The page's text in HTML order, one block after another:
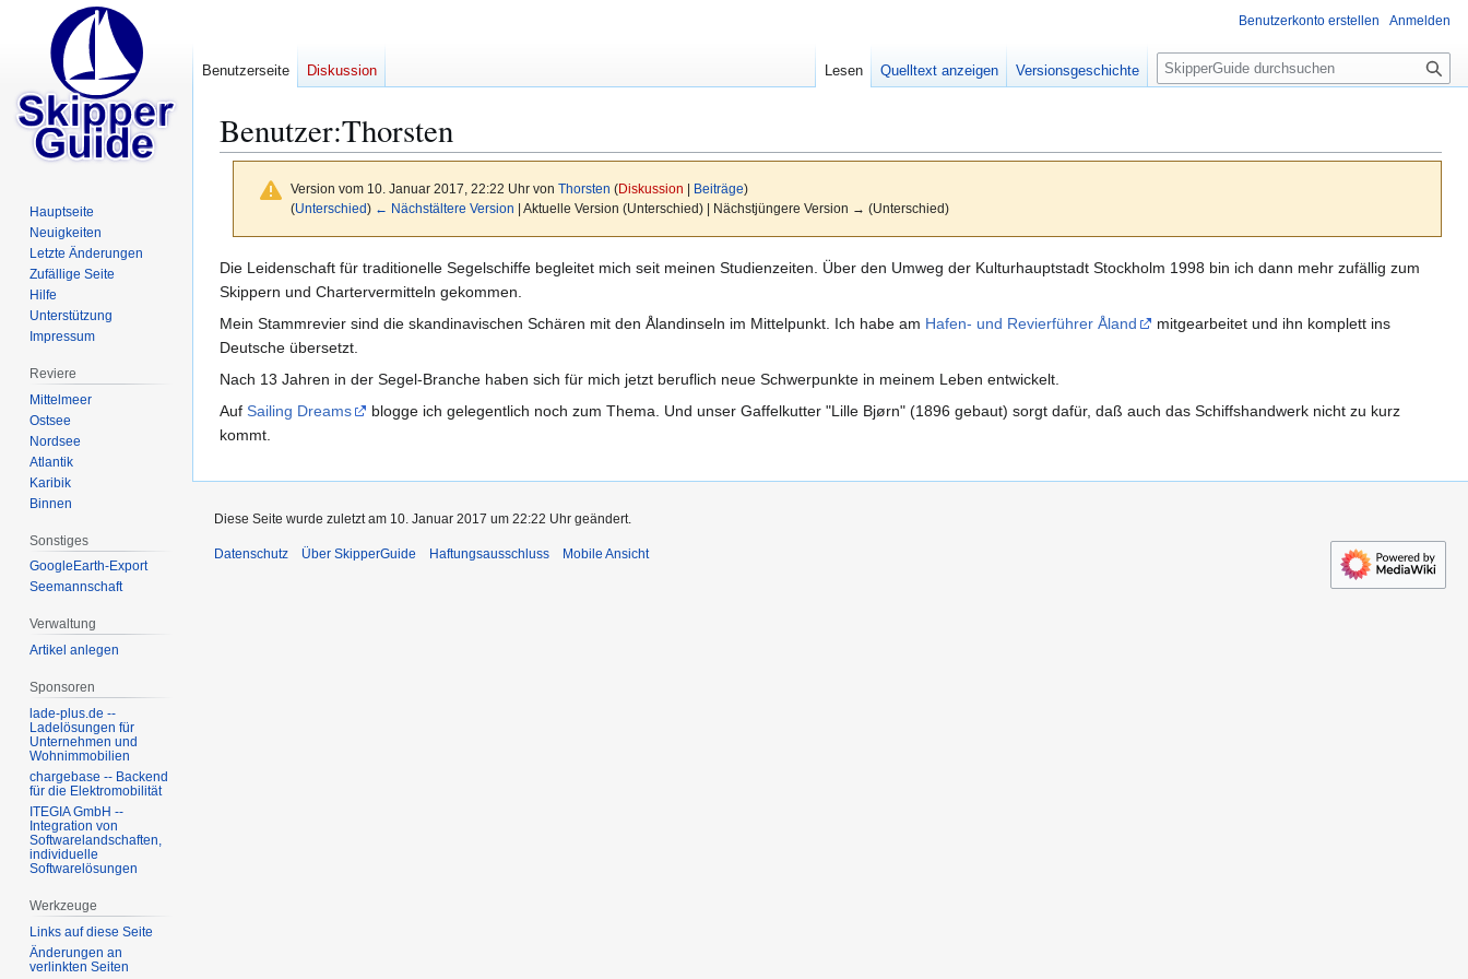
Benutzer:Thorsten
Version vom 10. Januar 2017, 22:22 Uhr von Thorsten (Diskussion Beiträge)
(Unterschied) ← Nächstältere Version | Aktuelle Version (Unterschied) | Nächstjüngere Version → (Unterschied)
Zur
Navigation
springen
Zur
Suche
springen
Die Leidenschaft für traditionelle Segelschiffe begleitet mich seit meinen Studienzeiten. Über den Umweg der Kulturhauptstadt Stockholm 1998 bin ich dann mehr zufällig zum
Skippern und Chartervermitteln gekommen.
Mein Stammrevier sind die skandinavischen Schären mit den Ålandinseln im Mittelpunkt. Ich habe am Hafen- und Revierführer Åland
mitgearbeitet und ihn komplett ins
Deutsche übersetzt.
Nach 13 Jahren in der Segel-Branche haben sich für mich jetzt beruflich neue Schwerpunkte in meinem Leben entwickelt.
Auf Sailing Dreams
blogge ich gelegentlich noch zum Thema. Und unser Gaffelkutter "Lille Bjørn" (1896 gebaut) sorgt dafür, daß auch das Schiffshandwerk nicht zu kurz
kommt.
Benutzerkonto erstellen Anmelden
Benutzerseite Diskussion Lesen Quelltext anzeigen Versionsgeschichte
S
u
e
Hauptseite
Neuigkeiten
Letzte Änderungen
Zufällige Seite
Hilfe
Unterstützung
Impressum
Reviere
Mittelmeer
Ostsee
Nordsee
Atlantik
Karibik
Binnen
Sonstiges
GoogleEarth-Export
Seemannschaft
Verwaltung
Artikel anlegen
Sponsoren
lade-plus.de --
Ladelösungen für
Unternehmen und
Wohnimmobilien
chargebase -- Backend
für die Elektromobilität
ITEGIA GmbH --
Integration von
Softwarelandschaften,
individuelle
Softwarelösungen
Werkzeuge
Links auf diese Seite
Änderungen an
verlinkten Seiten
Diese Seite wurde zuletzt am 10. Januar 2017 um 22:22 Uhr geändert.
Datenschutz Über SkipperGuide Haftungsausschluss Mobile Ansicht